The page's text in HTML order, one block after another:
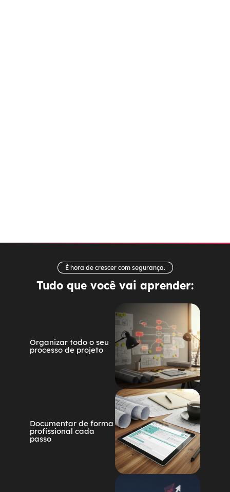
É hora de crescer com segurança.
Tudo que você vai aprender:
Organizar todo o seu
processo de projeto
Documentar de forma
profissional cada
passo